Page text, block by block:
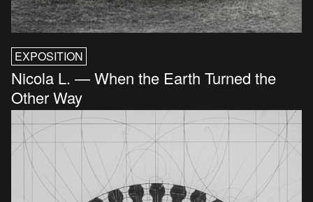
EXPOSITION
Nicola L. — When the Earth Turned the
Other Way